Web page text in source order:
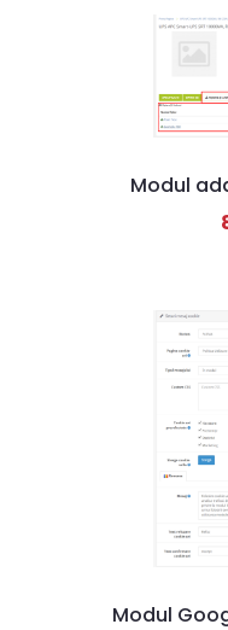
Modul
Modul